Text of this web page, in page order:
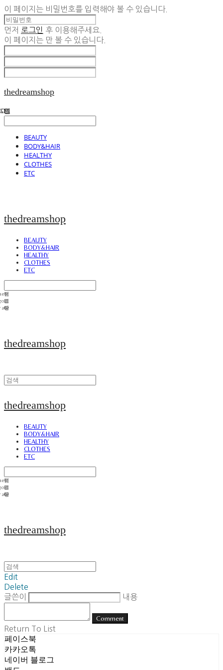
이 페이지는 비밀번호를 입력해야 볼 수 있습니다.
먼저 로그인 후 이용해주세요.
이 페이지는 만 볼 수 있습니다.
thedreamshop
BEAUTY
BODY&HAIR
HEALTHY
CLOTHES
ETC
thedreamshop
BEAUTY
BODY&HAIR
HEALTHY
CLOTHES
ETC
thedreamshop
thedreamshop
BEAUTY
BODY&HAIR
HEALTHY
CLOTHES
ETC
thedreamshop
Edit
Delete
글쓴이
내용
Comment
Return To List
페이스북
카카오톡
네이버 블로그